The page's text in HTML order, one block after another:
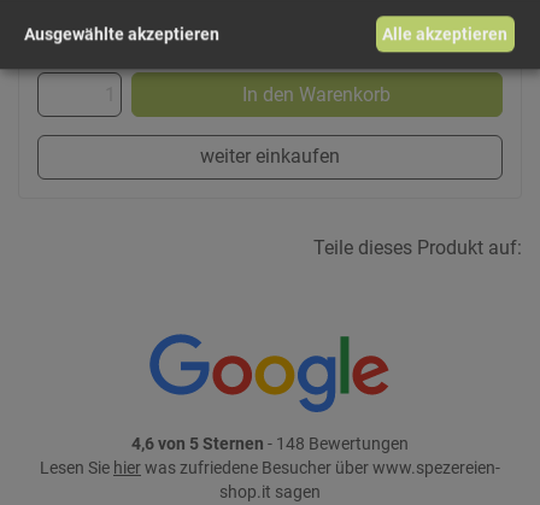
In den Warenkorb
weiter einkaufen
Teile dieses Produkt auf:
4,6 von 5 Sternen - 148 Bewertungen
Lesen Sie hierwas zufriedene Besucher über www.spezereien-
shop.it sagen
Ausgewählte akzeptieren Alle akzeptieren